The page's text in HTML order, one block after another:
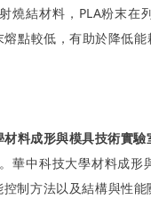
燒結材料，PLA粉末在
點較低，有助於降低
料成形與模具技術實驗
華中科技大學材料成
制方法以及結構與性